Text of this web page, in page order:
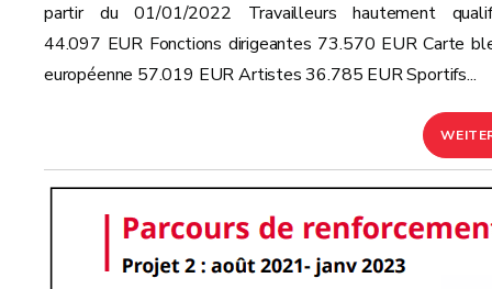
partir du 01/01/2022 Travailleurs hautement
44.097 EUR Fonctions dirigeantes 73.570 EUR Carte
européenne 57.019 EUR Artistes 36.785 EUR Sportifs...